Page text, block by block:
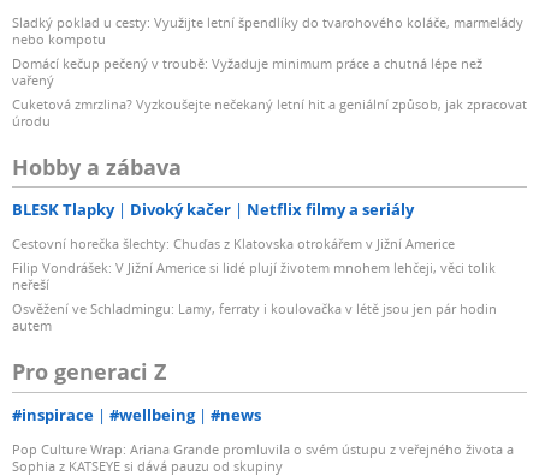
Sladký poklad u cesty: Využijte letní špendlíky do tvarohového koláče, marmelády
nebo kompotu
Domácí kečup pečený v troubě: Vyžaduje minimum práce a chutná lépe než
vařený
Cuketová zmrzlina? Vyzkoušejte nečekaný letní hit a geniální způsob, jak zpracovat
úrodu
Hobby a zábava
BLESK Tlapky Divoký kačer Netflix filmy a seriály
Cestovní horečka šlechty: Chuďas z Klatovska otrokářem v Jižní Americe
Filip Vondrášek: V Jižní Americe si lidé plují životem mnohem lehčeji, věci tolik
neřeší
Osvěžení ve Schladmingu: Lamy, ferraty i koulovačka v létě jsou jen pár hodin
autem
Pro generaci Z
#inspirace #wellbeing #news
Pop Culture Wrap: Ariana Grande promluvila o svém ústupu z veřejného života a
Sophia z KATSEYE si dává pauzu od skupiny